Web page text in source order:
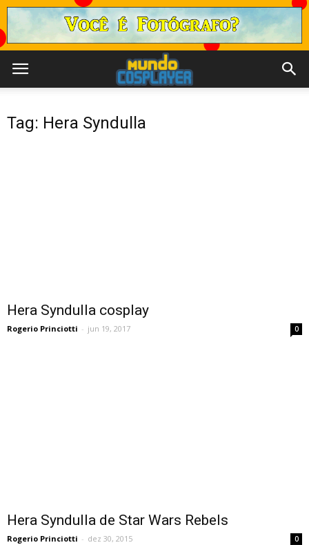
Tag: Hera Syndulla
Hera Syndulla cosplay
Rogerio Princiotti - jun 19, 2017 0
Hera Syndulla de Star Wars Rebels
Rogerio Princiotti - dez 30, 2015 0